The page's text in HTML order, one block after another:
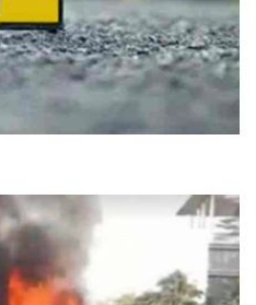
সংঘর্ষ, নিহত ৭
২০২৪, ১২:২২